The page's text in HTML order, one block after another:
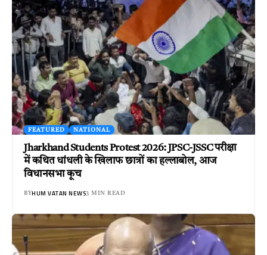
FEATURED NATIONAL
Jharkhand Students Protest 2026: JPSC-JSSC परीक्षा
में कथित धांधली के खिलाफ छात्रों का हल्लाबोल, आज
विधानसभा कूच
BYHUM VATAN NEWS3 MIN READ